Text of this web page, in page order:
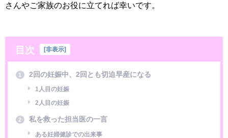
さんやご家族のお役に立てれば幸いです。
目次 [非表示]
1 2回の妊娠中、2回とも切迫早産になる
1人目の妊娠
2人目の妊娠
2 私を救った担当医の一言
ある妊婦健診での出来事